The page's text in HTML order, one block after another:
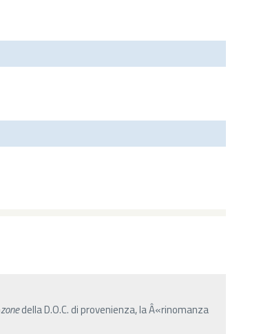
zonedella D.O.C. di provenienza, la Â«rinomanza